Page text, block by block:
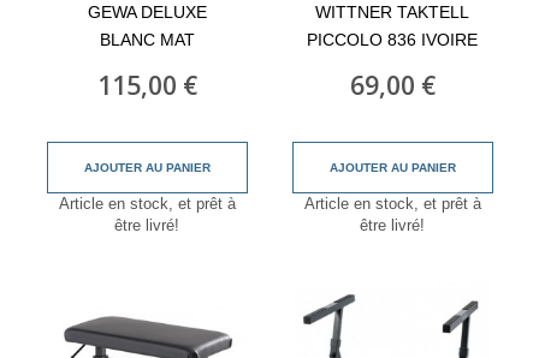
GEWA DELUXE
BLANC MAT
115,00 €
AJOUTER AU PANIER
Article en stock, et prêt à
être livré!
WITTNER TAKTELL
PICCOLO 836 IVOIRE
69,00 €
AJOUTER AU PANIER
Article en stock, et prêt à
être livré!